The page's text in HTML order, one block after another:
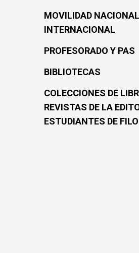
MOVILIDAD
INTERNACIONAL
PROFESORADO Y PAS
BIBLIOTECAS
COLECCIONES DE
REVISTAS DE LA
ESTUDIANTES DE